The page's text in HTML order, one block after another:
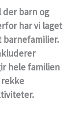
barn og
har vi laget
barnefamilier.
hele familien